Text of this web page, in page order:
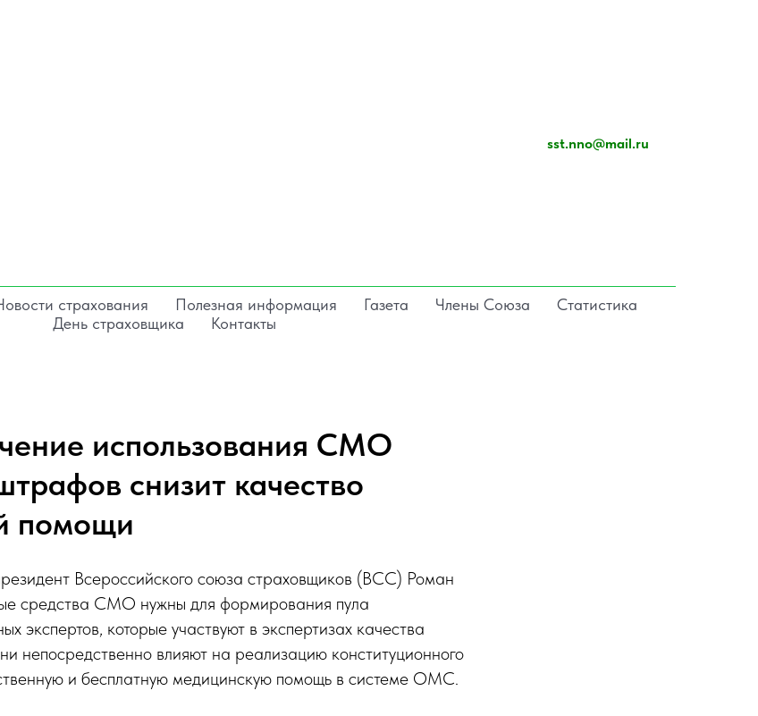
sst.nno@mail.ru
страхования Полезная информация Газета Члены Союза
Статистика
День страховщика
Контакты
использования СМО
снизит качество
помощи
Всероссийского союза страховщиков (ВСС) Роман
средства СМО нужны для формирования пула
экспертов, которые участвуют в экспертизах качества
непосредственно влияют на реализацию конституционного
и бесплатную медицинскую помощь в системе ОМС.